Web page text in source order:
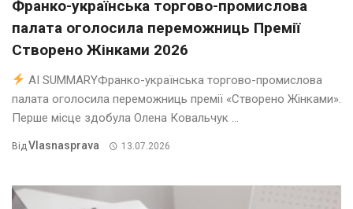
Франко-українська торгово-промислова
палата оголосила переможниць Премії
Створено Жінками 2026
AI SUMMARYФранко-українська торгово-промислова
палата оголосила переможниць премії «Створено Жінками».
Перше місце здобула Олена Ковальчук ...
Від Vlasnasprava 13.07.2026